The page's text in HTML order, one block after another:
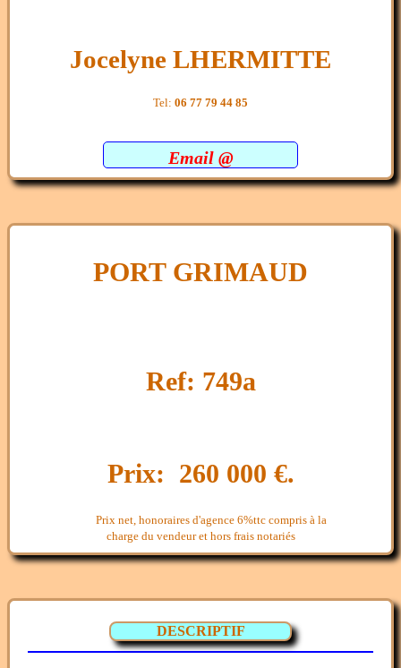
Jocelyne LHERMITTE
Tel: 06 77 79 44 85
Email @
PORT GRIMAUD
Ref: 749a
Prix: 260 000 €.
Prix net, honoraires d'agence 6%ttc compris à la
charge du vendeur et hors frais notariés
DESCRIPTIF